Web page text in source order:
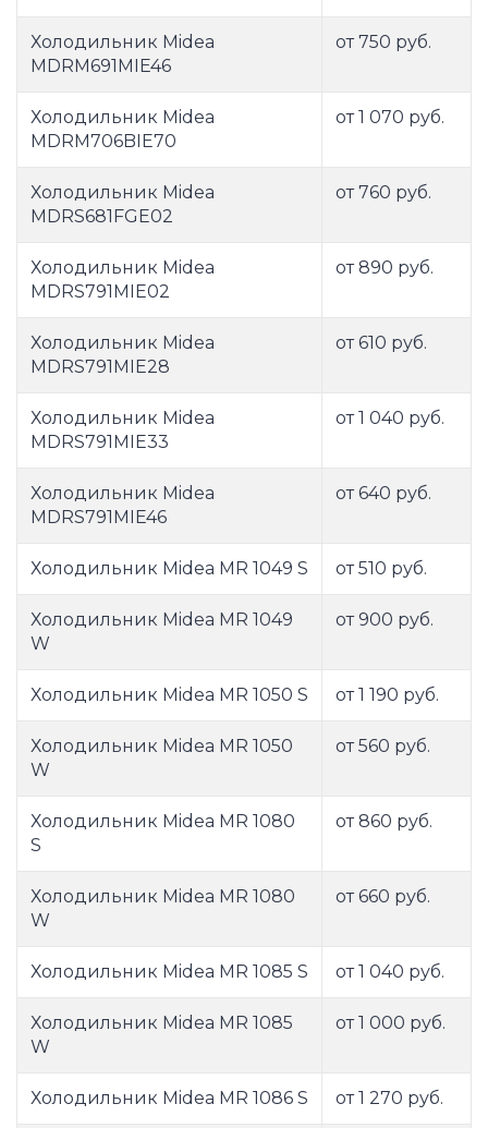
Холодильник Midea
MDRM691MIE46
от 750 руб.
Холодильник Midea
MDRM706BIE70
от 1 070 руб.
Холодильник Midea
MDRS681FGE02
от 760 руб.
Холодильник Midea
MDRS791MIE02
от 890 руб.
Холодильник Midea
MDRS791MIE28
от 610 руб.
Холодильник Midea
MDRS791MIE33
от 1 040 руб.
Холодильник Midea
MDRS791MIE46
от 640 руб.
Холодильник Midea MR 1049 S от 510 руб.
Холодильник Midea MR 1049
W
от 900 руб.
Холодильник Midea MR 1050 S от 1 190 руб.
Холодильник Midea MR 1050
W
от 560 руб.
Холодильник Midea MR 1080
S
от 860 руб.
Холодильник Midea MR 1080
W
от 660 руб.
Холодильник Midea MR 1085 S от 1 040 руб.
Холодильник Midea MR 1085
W
от 1 000 руб.
Холодильник Midea MR 1086 S от 1 270 руб.